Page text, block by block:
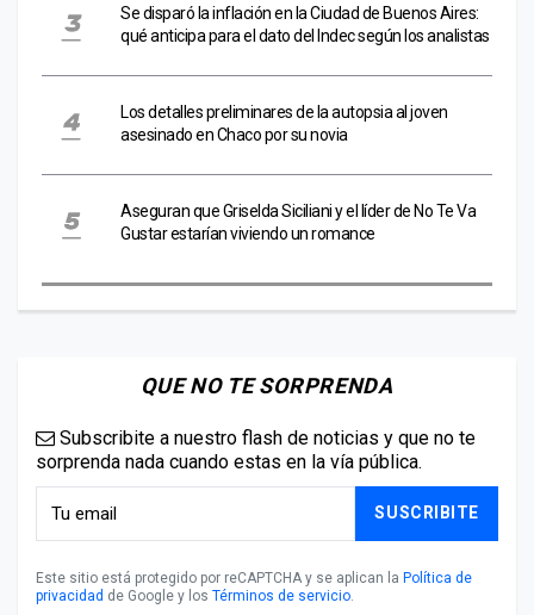
Se disparó la inflación en la Ciudad de Buenos Aires:
qué anticipa para el dato del Indec según los analistas
Los detalles preliminares de la autopsia al joven
asesinado en Chaco por su novia
Aseguran que Griselda Siciliani y el líder de No Te Va
Gustar estarían viviendo un romance
QUE NO TE SORPRENDA
Subscribite a nuestro flash de noticias y que no te
sorprenda nada cuando estas en la vía pública.
SUSCRIBITE
Este sitio está protegido por reCAPTCHA y se aplican la Política de
privacidad de Google y los Términos de servicio.